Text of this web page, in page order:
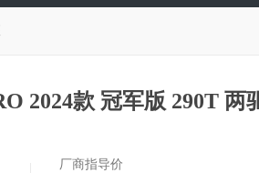
2024款 冠军版 290T
厂商指导价